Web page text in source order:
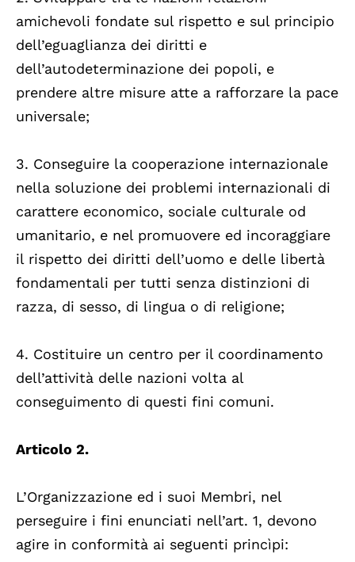
amichevoli fondate sul rispetto e sul principio
dell’eguaglianza dei diritti e
dell’autodeterminazione dei popoli, e
prendere altre misure atte a rafforzare la pace
universale;
3. Conseguire la cooperazione internazionale
nella soluzione dei problemi internazionali di
carattere economico, sociale culturale od
umanitario, e nel promuovere ed incoraggiare
il rispetto dei diritti dell’uomo e delle libertà
fondamentali per tutti senza distinzioni di
razza, di sesso, di lingua o di religione;
4. Costituire un centro per il coordinamento
dell’attività delle nazioni volta al
conseguimento di questi fini comuni.
Articolo 2.
L’Organizzazione ed i suoi Membri, nel
perseguire i fini enunciati nell’art. 1, devono
agire in conformità ai seguenti princìpi: